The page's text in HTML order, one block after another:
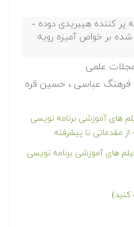
پر کننده هیبریدی دوده -
بر خواص آمیزه رویه
مجلات علمی
فرهنگ عباسی ، حسین قره
های آموزشی برنامه نویسی
مقدماتی تا پیشرفته
های آموزشی برنامه نویسی
کنید)